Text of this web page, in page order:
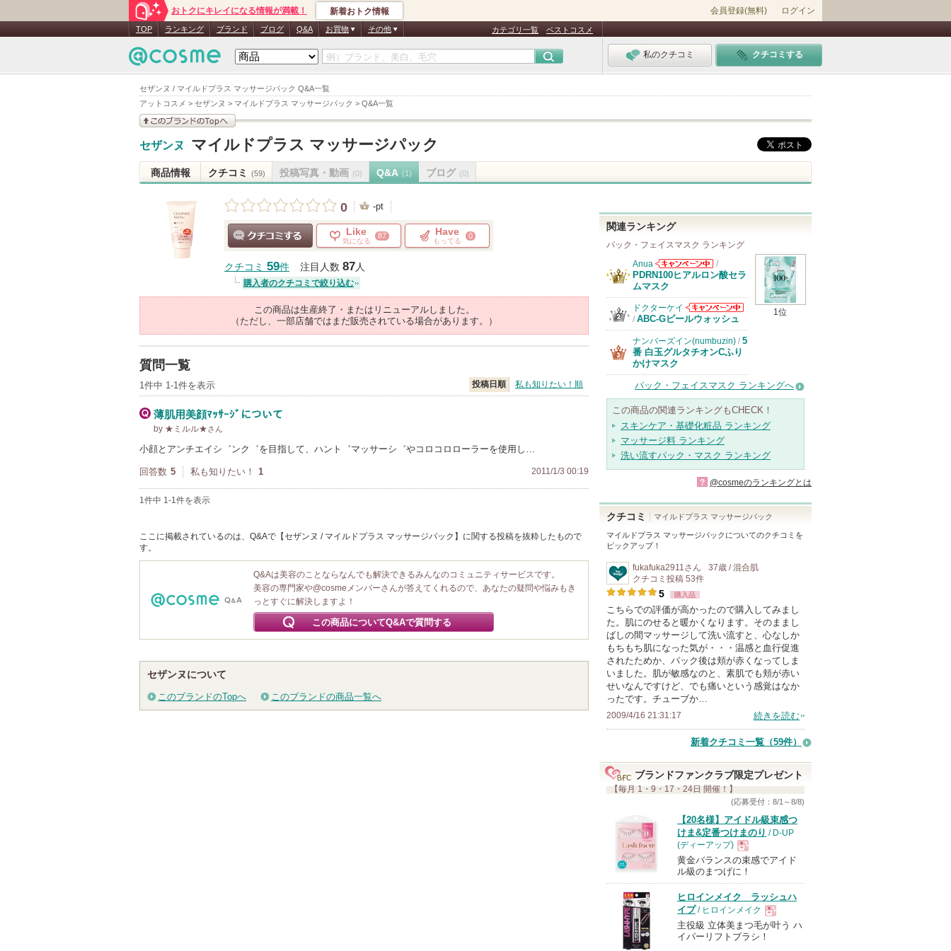
セザンヌ / マイルドプラス マッサージパック Q&A一覧
アットコスメ > セザンヌ > マイルドプラス マッサージパック > Q&A一覧
おトクにキレイになる情報が満載！ 新着おトク情報 会員登録(無料) ログイン
TOP ランキング ブランド ブログ Q&A お買物 その他 カテゴリ一覧 ベストコスメ
私のクチコミ クチコミする
このブランドの情報を
見る
セザンヌ マイルドプラス マッサージパック
商品情報 クチコミ (59) 投稿写真・動画 (0) Q&A (1) ブログ (0)
0 -pt
Like
気になる
87 Have
もってる
0
クチコミ 59件 注目人数 87人
購入者のクチコミで絞り込む
この商品は生産終了・またはリニューアルしました。
（ただし、一部店舗ではまだ販売されている場合があります。）
質問一覧
1件中 1-1件を表示 投稿日順 私も知りたい！順
薄肌用美顔ﾏｯｻｰｼﾞについて
by ★ミルル★さん
小顔とアンチエイシ゛ンク゛を目指して、ハント゛マッサーシ゛やコロコロローラーを使用し…
回答数 5 私も知りたい！ 1 2011/1/3 00:19
1件中 1-1件を表示
ここに掲載されているのは、Q&Aで【セザンヌ / マイルドプラス マッサージパック】に関する投稿を抜粋したもので
す。
Q&Aは美容のことならなんでも解決できるみんなのコミュニティサービスです。
美容の専門家や@cosmeメンバーさんが答えてくれるので、あなたの疑問や悩みもき
っとすぐに解決しますよ！
この商品についてQ&Aで質問する
セザンヌについて
このブランドのTopへ このブランドの商品一覧へ
関連ランキング
パック・フェイスマスク ランキング
1位
Anua
Anuaからのお
知らせがありま
/
PDRN100ヒアルロン酸セラ
ムマスク
ドクターケイ
ドクターケイか
らのお知らせが
あります
/ ABC-Gピールウォッシュ
ナンバーズイン(numbuzin) / 5
番 白玉グルタチオンCふり
かけマスク
パック・フェイスマスク ランキングへ
この商品の関連ランキングもCHECK！
スキンケア・基礎化粧品 ランキング
マッサージ料 ランキング
洗い流すパック・マスク ランキング
? @cosmeのランキングとは
クチコミ マイルドプラス マッサージパック
マイルドプラス マッサージパック についてのクチコミを
ピックアップ！
fukafuka2911さん
37歳 / 混合肌
クチコミ投稿 53件
5 購入品
こちらでの評価が高かったので購入してみまし
た。肌にのせると暖かくなります。そのままし
ばしの間マッサージして洗い流すと、心なしか
もちもち肌になった気が・・・温感と血行促進
されたためか、パック後は頬が赤くなってしま
いました。肌が敏感なのと、素肌でも頬が赤い
せいなんですけど、でも痛いという感覚はなか
ったです。チューブか…
2009/4/16 21:31:17 続きを読む
新着クチコミ一覧 （59件）
ブランドファンクラブ限定プレゼント
【毎月 1・9・17・24日 開催！】
(応募受付：8/1～8/8)
【20名様】アイドル級束感つ
けま&定番つけまのり / D-UP
(ディーアップ)
現
品
黄金バランスの束感でアイド
ル級のまつげに！
ヒロインメイク ラッシュハ
イプ/ ヒロインメイク
現
主役級 立体美まつ毛が叶う ハ
イパーリフトブラシ！